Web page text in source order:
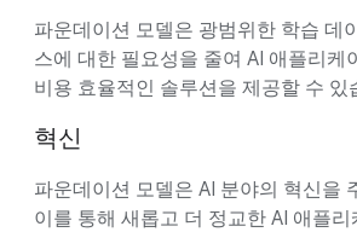
파운데이션 모델은 광범위한 학습 데
스에 대한 필요성을 줄여 AI 애플리케
비용 효율적인 솔루션을 제공할 수 있
혁신
파운데이션 모델은 AI 분야의 혁신을
이를 통해 새롭고 더 정교한 AI 애플